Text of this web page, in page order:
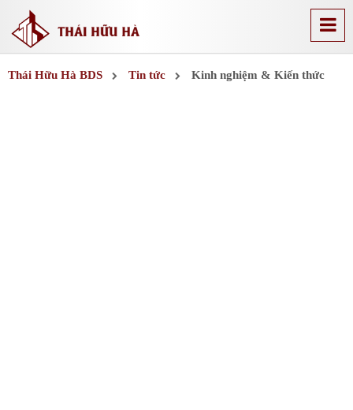
Thái Hữu Hà BDS Tin tức Kinh nghiệm & Kiến thức